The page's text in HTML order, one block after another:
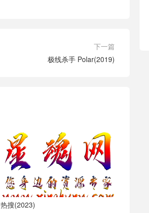
下一篇
极线杀手 Polar(2019)
热搜(2023)